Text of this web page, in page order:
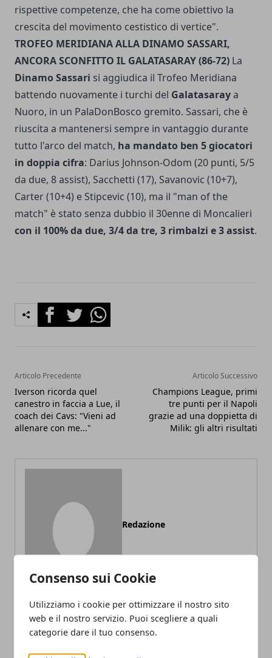
Consenso sui Cookie
Utilizziamo i cookie per ottimizzare il nostro sito
web e il nostro servizio. Puoi scegliere a quali
categorie dare il tuo consenso.
rispettive competenze, che ha come obiettivo la
crescita del movimento cestistico di vertice".
TROFEO MERIDIANA ALLA DINAMO SASSARI,
ANCORA SCONFITTO IL GALATASARAY (86-72) La
Dinamo Sassari si aggiudica il Trofeo Meridiana
battendo nuovamente i turchi del Galatasaraya
Nuoro, in un PalaDonBosco gremito. Sassari, che è
riuscita a mantenersi sempre in vantaggio durante
tutto l'arco del match, ha mandato ben 5 giocatori
in doppia cifra: Darius Johnson-Odom (20 punti, 5/5
da due, 8 assist), Sacchetti (17), Savanovic (10+7),
Carter (10+4) e Stipcevic (10), ma il "man of the
match" è stato senza dubbio il 30enne di Moncalieri
con il 100% da due, 3/4 da tre, 3 rimbalzi e 3 assist.
FacebookTwitterWhatsapp
Articolo Precedente
Iverson ricorda quel
canestro in faccia a Lue, il
coach dei Cavs: "Vieni ad
allenare con me..."
Articolo Successivo
Champions League, primi
tre punti per il Napoli
grazie ad una doppietta di
Milik: gli altri risultati
Redazione
ARTICOLI CORRELATI